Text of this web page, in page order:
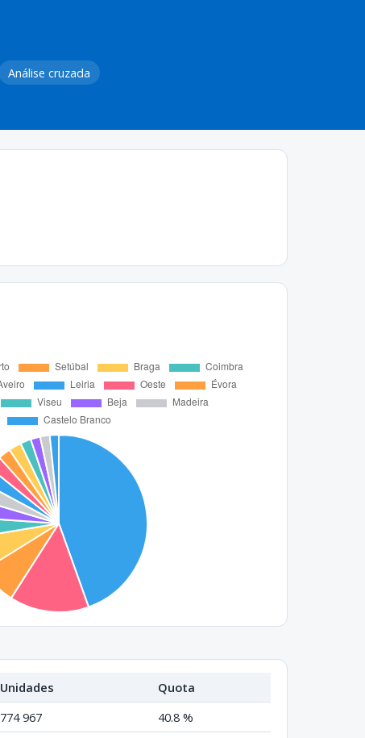
Análise cruzada
Unidades
Quota
774 967
40.8 %